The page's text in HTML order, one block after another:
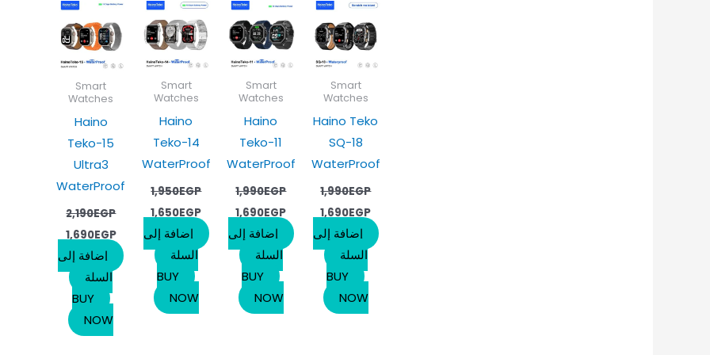
Smart
Watches
Haino Teko
SQ-18
WaterProof
1,990EGP
1,990EGP.
1,690EGP
هو:
1,690EGP.
إضافة إلى
السلة
BUY
NOW
Smart
Watches
Haino
Teko-11
WaterProof
1,990EGP
1,990EGP.
1,690EGP
هو:
1,690EGP.
إضافة إلى
السلة
BUY
NOW
Smart
Watches
Haino
Teko-14
WaterProof
1,950EGP
هو:
1,950EGP.
1,650EGP
هو:
1,650EGP.
إضافة إلى
السلة
BUY
NOW
Smart
Watches
Haino
Teko-15
Ultra3
WaterProof
2,190EGP
2,190EGP.
1,690EGP
هو:
1,690EGP.
إضافة إلى
السلة
BUY
NOW